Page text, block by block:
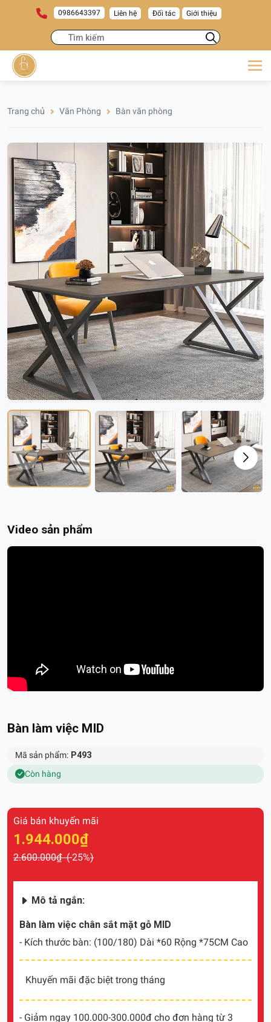
0986643397 Liên hệ Đối tác Giới thiệu
Trang chủ Văn Phòng Bàn văn phòng
Video sản phẩm
Bàn làm việc MID
Mã sản phẩm:P493
Còn hàng
Giá bán khuyến mãi
1.944.000₫
2.600.000₫ (-25%)
Mô tả ngắn:
Bàn làm việc chân sắt mặt gỗ MID
- Kích thước bàn: (100/180) Dài *60 Rộng *75CM Cao
Khuyến mãi đặc biệt trong tháng
- Giảm ngay 100.000-300.000đ cho đơn hàng từ 3